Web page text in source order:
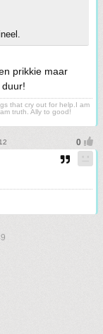
prikkie maar
that cry out for help.I am
truth. Ally to good!